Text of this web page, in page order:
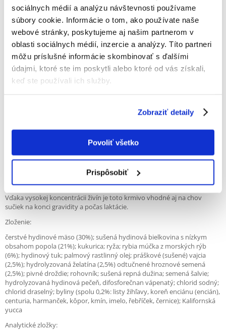
sociálnych médií a analýzu návštevnosti používame
súbory cookie. Informácie o tom, ako používate naše
webové stránky, poskytujeme aj našim partnerom v
oblasti sociálnych médií, inzercie a analýzy. Títo partneri
môžu príslušné informácie skombinovať s ďalšími
údajmi, ktoré ste im poskytli alebo ktoré od vás získali,
keď ste používali ich služby.
Zobraziť detaily
Povoliť všetko
Prispôsobiť
2 x
BELCANDO Power M-XL 12.5 kg (64182)
Popis
Krmivo v jeho zložení obsahuje starostlivo vybrané suroviny, veľké
omega-3 mastné kyseliny.
ochranu buniek.
Obsah bielkovín a tukov bol prispôsobený špecifickým energetickým
potrebám psov s vysokou aktivitou v športe a rekreácii.
Vďaka vysokej koncentrácii živín je toto krmivo vhodné aj na chov
sučiek na konci gravidity a počas laktácie.
Zloženie:
čerstvé hydinové mäso (30%); sušená hydinová bielkovina s nízkym
obsahom popola (21%); kukurica; ryža; rybia múčka z morských rýb
(6%); hydinový tuk; palmový rastlinný olej; práškové (sušené) vajcia
(2,5%); hydrolyzovaná želatína (2,5%) odtučnené hroznové semená
(2,5%); pivné droždie; rohovník; sušená repná dužina; semená šalvie;
hydrolyzovaná hydinová pečeň, difosforečnan vápenatý; chlorid sodný;
chlorid draselný; byliny (spolu 0,2%: listy žihľavy, koreň enciánu (encián),
centuria, harmanček, kôpor, kmín, imelo, řebříček, černice); Kalifornská
yucca
Analytické zložky: